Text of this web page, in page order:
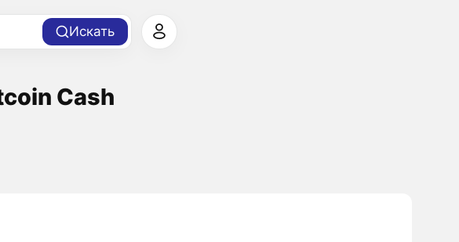
Искать
Cash